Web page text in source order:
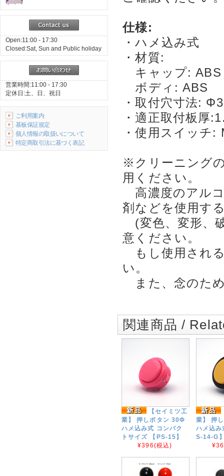
Open:11:00 - 17:30
Closed:Sat, Sun and Public holiday
営業時間:11:00 - 17:30
定休日:土、日、祝日
ご利用案内
基板保証規定
個人情報の取扱いについて
特定商取引法に基づく表記
仕様:
・ハメ込み式
・材質:
キャップ: ABS
ボディ: ABS
・取付穴寸法:
・適正取付板厚
・使用スイッチ:
※クリーニング
用ください。
高濃度のアル
剤などを使用す
(変色、変形、
意ください。
もし使用され
い。
また、念のた
関連商品 /
【セイミツ工
業】 押しボタン 30Φ
ハメ込み式 コンパク
トサイズ 【PS-15】
¥396(税込)
業】 押
ハメ込
S-14-G